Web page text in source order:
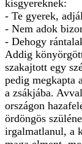
kisgyereknek:
- Te gyerek,
- Nem adok
- Dehogy
Addig
szakajtott egy
pedig megkapta
a zsákjába.
országon
ördöngös
irgalmatlanul, a